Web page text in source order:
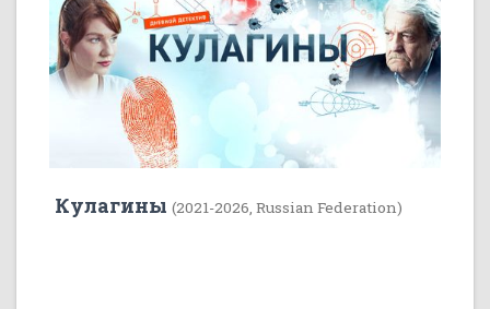
Кулагины (2021-2026, Russian Federation)